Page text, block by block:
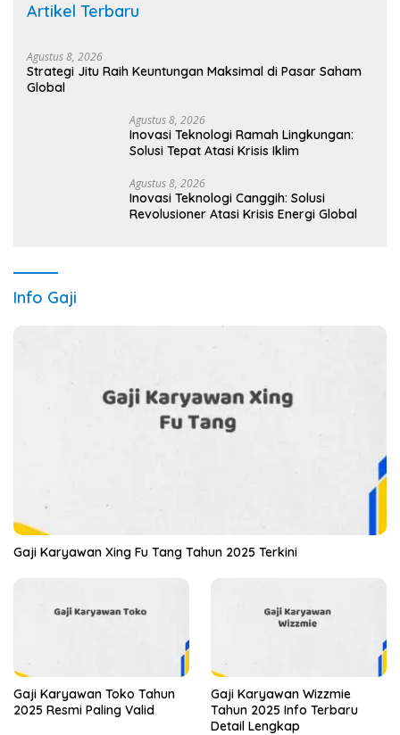
Artikel Terbaru
Agustus 8, 2026
Strategi Jitu Raih Keuntungan Maksimal di Pasar Saham
Global
Agustus 8, 2026
Inovasi Teknologi Ramah Lingkungan:
Solusi Tepat Atasi Krisis Iklim
Agustus 8, 2026
Inovasi Teknologi Canggih: Solusi
Revolusioner Atasi Krisis Energi Global
Info Gaji
Gaji Karyawan Xing Fu Tang Tahun 2025 Terkini
Gaji Karyawan Toko Tahun
2025 Resmi Paling Valid
Gaji Karyawan Wizzmie
Tahun 2025 Info Terbaru
Detail Lengkap